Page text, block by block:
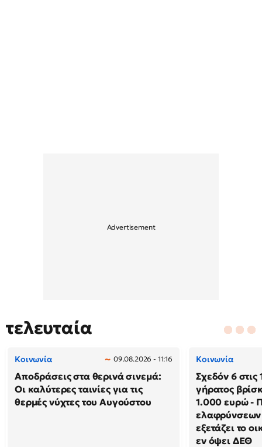
τελευταία
Κοινωνία 09.08.2026 - 11:16
Αποδράσεις στα θερινά σινεμά:
Οι καλύτερες ταινίες για τις
θερμές νύχτες του Αυγούστου
Κοινωνία
Σχεδόν 6 στις
γήρατος
1.000 ευρώ -
εξετάζει το
εν όψει ΔΕΘ